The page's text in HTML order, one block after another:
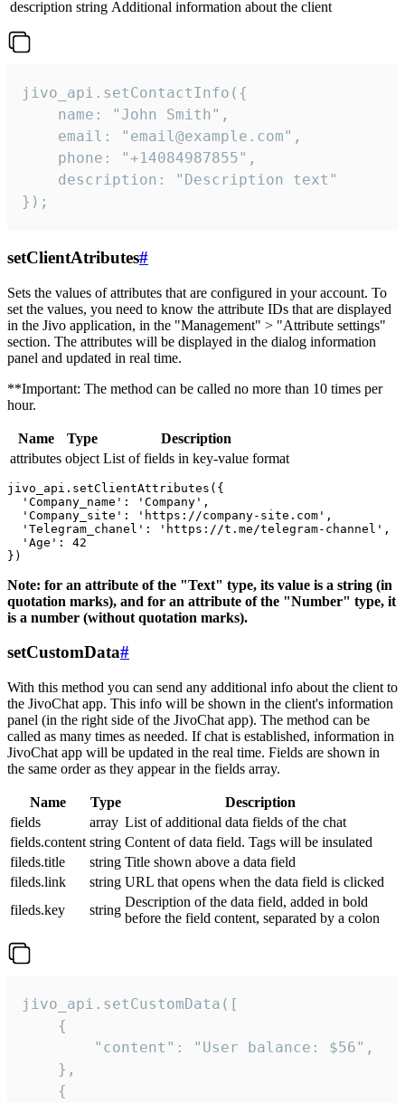
description string Additional information about the client
jivo_api.setContactInfo({
    name: "John Smith",
    email: "email@example.com",
    phone: "+14084987855",
    description: "Description text"
});
setClientAtributes#
Sets the values ​​of attributes that are configured in your account. To
set the values, you need to know the attribute IDs that are displayed
in the Jivo application, in the "Management" > "Attribute settings"
section. The attributes will be displayed in the dialog information
panel and updated in real time.
**Important: The method can be called no more than 10 times per
hour.
Name Type
Description
attributes object List of fields in key-value format
jivo_api.setClientAttributes({
  'Company_name': 'Company',
  'Company_site': 'https://company-site.com',
  'Telegram_chanel': 'https://t.me/telegram-channel',
  'Age': 42
Note: for an attribute of the "Text" type, its value is a string (in
quotation marks), and for an attribute of the "Number" type, it
is a number (without quotation marks).
setCustomData#
With this method you can send any additional info about the client to
the JivoChat app. This info will be shown in the client's information
panel (in the right side of the JivoChat app). The method can be
called as many times as needed. If chat is established, information in
JivoChat app will be updated in the real time. Fields are shown in
the same order as they appear in the fields array.
Name Type
Description
fields
array List of additional data fields of the chat
fields.content string Content of data field. Tags will be insulated
fileds.title
string Title shown above a data field
fileds.link
string URL that opens when the data field is clicked
fileds.key
string
Description of the data field, added in bold
before the field content, separated by a colon
jivo_api.setCustomData([
    {
        "content": "User balance: $56",
    },
    {